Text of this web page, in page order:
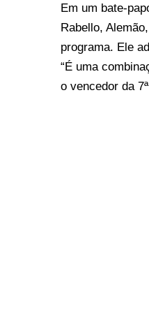
Em um bate-
Rabello,
programa. Ele
“É uma
o vencedor da